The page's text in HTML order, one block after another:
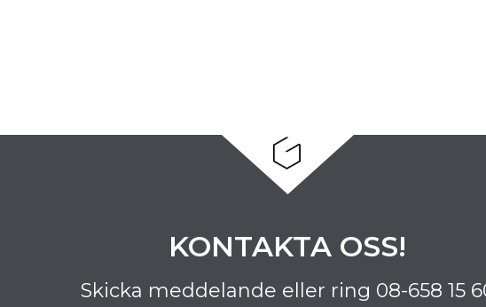
KONTAKTA OSS!
Skicka meddelande eller ring 08-658 15